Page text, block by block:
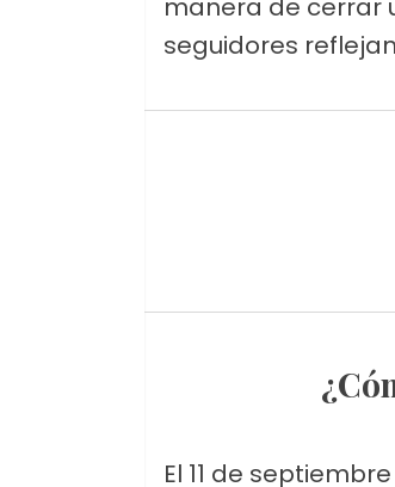
manera de cerrar
seguidores
El 11 de